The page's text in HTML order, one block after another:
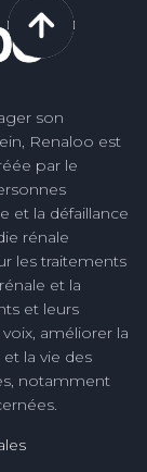
son
Renaloo est
par le
et la défaillance
rénale
les traitements
et la
et leurs
améliorer la
la vie des
notamment